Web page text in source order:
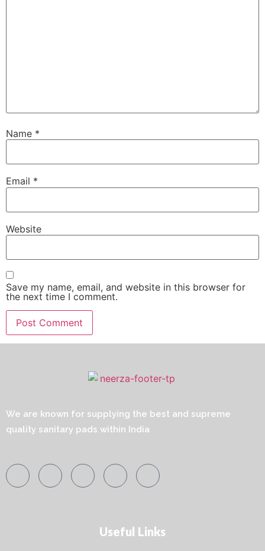
Name *
Email *
Website
Save my name, email, and website in this browser for
the next time I comment.
We are known for supplying the best and supreme
quality sanitary pads within India
Useful Links